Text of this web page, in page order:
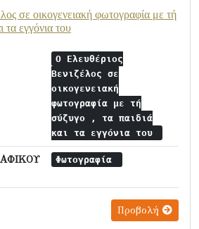
σε οικογενειακή φωτογραφία με τή
τα εγγόνια του
Ο Ελευθέριος
Βενιζέλος σε
οικογενειακή
φωτογραφία με τή
σύζυγο , τα παιδιά
και τα εγγόνια του
Φωτογραφία
Προβολή